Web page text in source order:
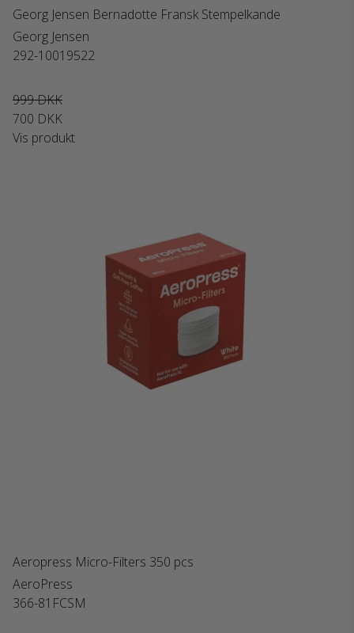
Georg Jensen Bernadotte Fransk Stempelkande
Georg Jensen
292-10019522
999 DKK
700 DKK
Vis produkt
Aeropress Micro-Filters 350 pcs
AeroPress
366-81FCSM